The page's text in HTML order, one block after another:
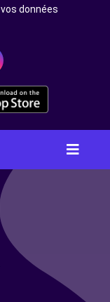
données